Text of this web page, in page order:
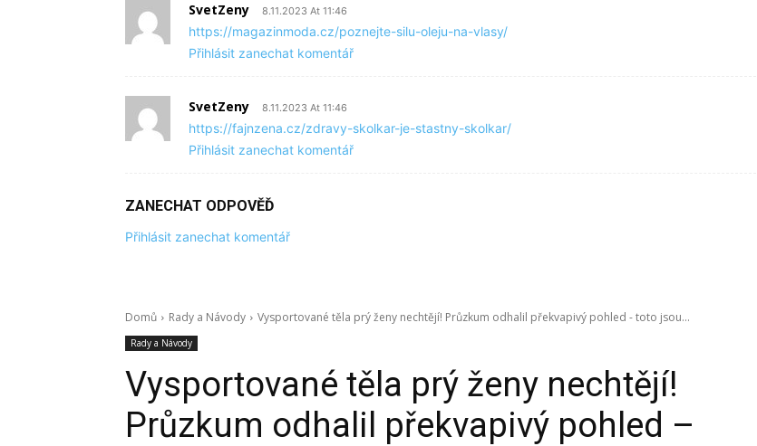
SvetZeny 8.11.2023 At 11:46
https://magazinmoda.cz/poznejte-silu-oleju-na-vlasy/
Přihlásit zanechat komentář
SvetZeny 8.11.2023 At 11:46
https://fajnzena.cz/zdravy-skolkar-je-stastny-skolkar/
Přihlásit zanechat komentář
ZANECHAT ODPOVĚĎ
Přihlásit zanechat komentář